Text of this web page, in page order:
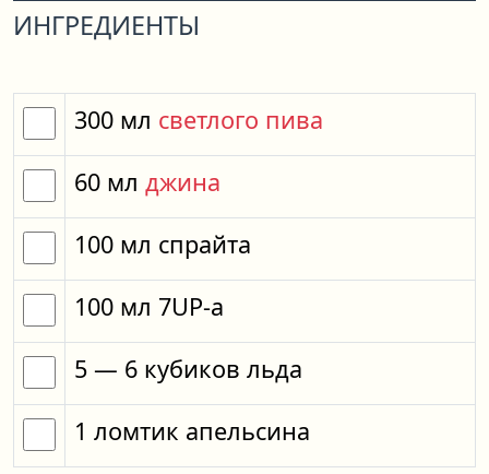
ИНГРЕДИЕНТЫ
300 мл светлого пива
60 мл джина
100 мл спрайта
100 мл 7UP-a
5 — 6 кубиков льда
1 ломтик апельсина